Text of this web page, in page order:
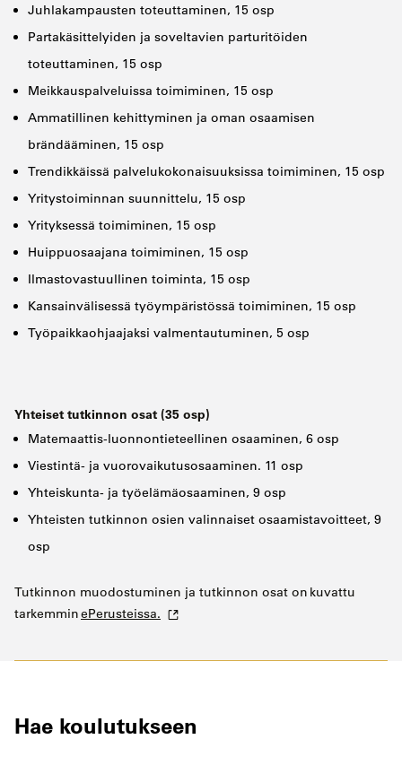
Juhlakampausten toteuttaminen, 15 osp
Partakäsittelyiden ja soveltavien parturitöiden
toteuttaminen, 15 osp
Meikkauspalveluissa toimiminen, 15 osp
Ammatillinen kehittyminen ja oman osaamisen
brändääminen, 15 osp
Trendikkäissä palvelukokonaisuuksissa toimiminen, 15 osp
Yritystoiminnan suunnittelu, 15 osp
Yrityksessä toimiminen, 15 osp
Huippuosaajana toimiminen, 15 osp
Ilmastovastuullinen toiminta, 15 osp
Kansainvälisessä työympäristössä toimiminen, 15 osp
Työpaikkaohjaajaksi valmentautuminen, 5 osp
Yhteiset tutkinnon osat (35 osp)
Matemaattis-luonnontieteellinen osaaminen, 6 osp
Viestintä- ja vuorovaikutusosaaminen. 11 osp
Yhteiskunta- ja työelämäosaaminen, 9 osp
Yhteisten tutkinnon osien valinnaiset osaamistavoitteet, 9
osp
Tutkinnon muodostuminen ja tutkinnon osat on kuvattu
tarkemminePerusteissa.
Hae koulutukseen